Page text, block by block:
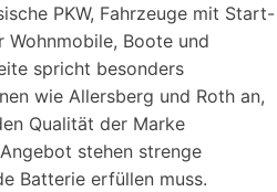
PKW, Fahrzeuge mit Start-
Boote und
spricht besonders
wie Allersberg und Roth an,
Qualität der Marke
stehen strenge
Batterie erfüllen muss.